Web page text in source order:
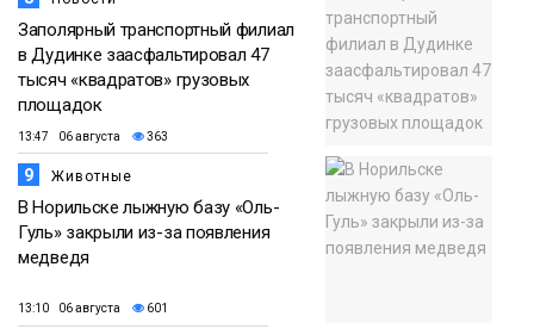
Заполярный транспортный филиал
в Дудинке заасфальтировал 47
тысяч «квадратов» грузовых
площадок
13:47 06 августа 363
9 Животные
В Норильске лыжную базу «Оль-
Гуль» закрыли из-за появления
медведя
13:10 06 августа 601